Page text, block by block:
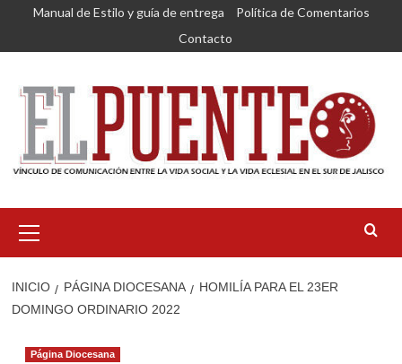
Saltar
contenido
Manual de Estilo y guía de entrega
Política de Comentarios
Contacto
primario
INICIO PÁGINA DIOCESANA
HOMILÍA PARA EL 23ER
DOMINGO ORDINARIO 2022
Página Diocesana